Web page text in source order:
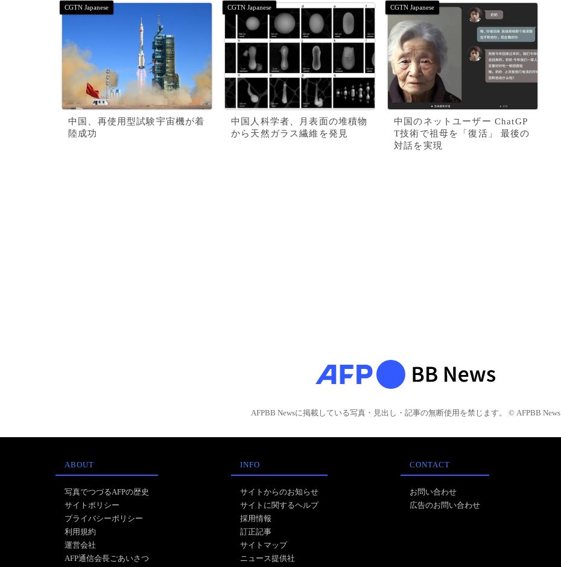
中国、再使用型試験宇宙機が着
陸成功
中国人科学者、月表面の堆積物
から天然ガラス繊維を発見
中国のネットユーザー ChatGP
T技術で祖母を「復活」 最後の
対話を実現
AFPBB Newsに掲載している写真・見出し・記事の無断使用を禁じます。 © AFPBB News
ABOUT
写真でつづるAFPの歴史
サイトポリシー
プライバシーポリシー
利用規約
運営会社
AFP通信会長ごあいさつ
INFO
サイトからのお知らせ
サイトに関するヘルプ
採用情報
訂正記事
サイトマップ
ニュース提供社
CONTACT
お問い合わせ
広告のお問い合わせ